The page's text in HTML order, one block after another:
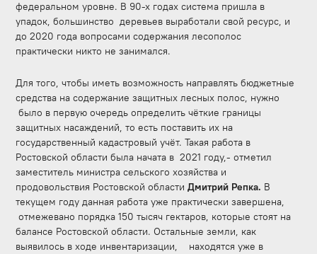
федеральном уровне. В 90-х годах система пришла в
упадок, большинство деревьев выработали свой ресурс, и
до 2020 года вопросами содержания лесополос
практически никто не занимался.
Для того, чтобы иметь возможность направлять бюджетные
средства на содержание защитных лесных полос, нужно
было в первую очередь определить чёткие границы
защитных насаждений, то есть поставить их на
государственный кадастровый учёт. Такая работа в
Ростовской области была начата в 2021 году,- отметил
заместитель министра сельского хозяйства и
продовольствия Ростовской областиДмитрий Репка. В
текущем году данная работа уже практически завершена,
отмежевано порядка 150 тысяч гектаров, которые стоят на
балансе Ростовской области. Остальные земли, как
выявилось в ходе инвентаризации, находятся уже в